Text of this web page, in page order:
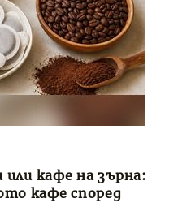
или кафе на зърна:
кафе според